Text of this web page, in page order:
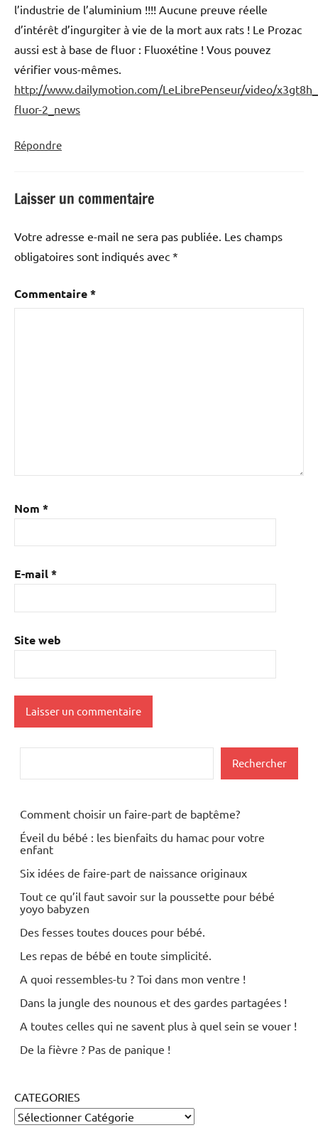
l’industrie de l’aluminium !!!! Aucune preuve réelle
d’intérêt d’ingurgiter à vie de la mort aux rats ! Le Prozac
aussi est à base de fluor : Fluoxétine ! Vous pouvez
vérifier vous-mêmes.
http://www.dailymotion.com/LeLibrePenseur/video/
fluor-2_news
Répondre
Laisser un commentaire
Votre adresse e-mail ne sera pas publiée. Les champs
obligatoires sont indiqués avec *
Commentaire*
Nom *
E-mail*
Site web
Rechercher
Comment choisir un faire-part de baptême?
Éveil du bébé : les bienfaits du hamac pour votre
enfant
Six idées de faire-part de naissance originaux
Tout ce qu’il faut savoir sur la poussette pour bébé
yoyo babyzen
Des fesses toutes douces pour bébé.
Les repas de bébé en toute simplicité.
A quoi ressembles-tu ? Toi dans mon ventre !
Dans la jungle des nounous et des gardes partagées !
A toutes celles qui ne savent plus à quel sein se vouer !
De la fièvre ? Pas de panique !
CATEGORIES